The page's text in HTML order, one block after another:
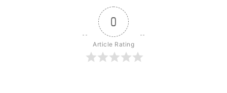
0
Article Rating